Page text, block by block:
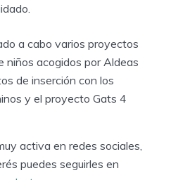
a cabo varios proyectos
niños acogidos por Aldeas
de inserción con los
y el proyecto Gats 4
activa en redes sociales,
puedes seguirles en